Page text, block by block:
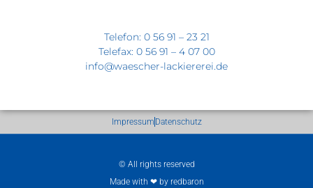
Telefon: 0 56 91 – 23 21
Telefax: 0 56 91 – 4 07 00
info@waescher-lackiererei.de
Impressum Datenschutz
© All rights reserved
Made with ❤ by redbaron